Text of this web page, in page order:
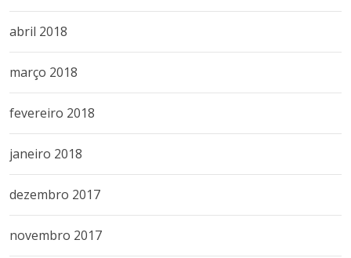
abril 2018
março 2018
fevereiro 2018
janeiro 2018
dezembro 2017
novembro 2017